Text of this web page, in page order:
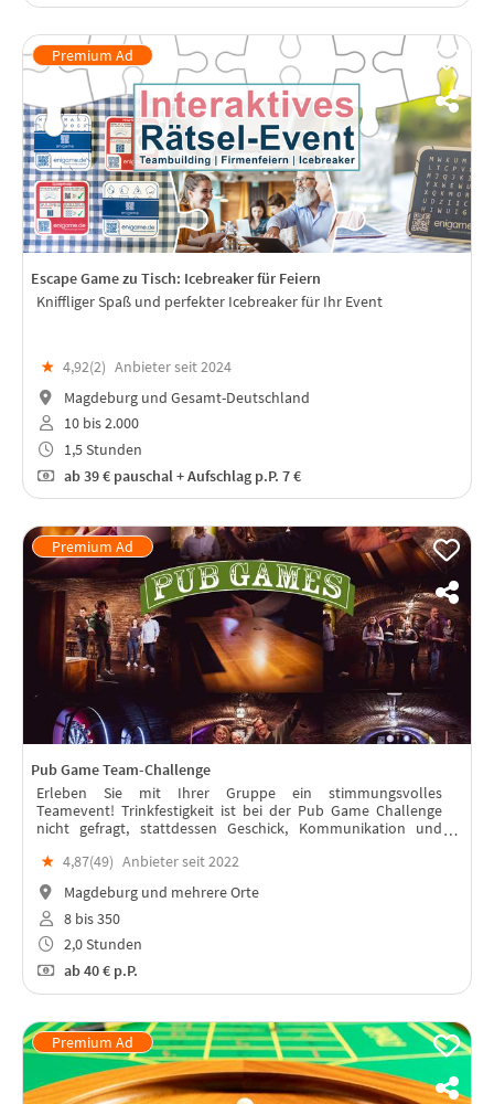
Escape Game zu Tisch: Icebreaker für Feiern
Kniffliger Spaß und perfekter Icebreaker für Ihr Event
★ 4,92(2) Anbieter seit 2024
Magdeburg und Gesamt-Deutschland
10 bis 2.000
1,5 Stunden
ab39 € pauschal + Aufschlag p.P. 7 €
Pub Game Team-Challenge
Erleben Sie mit Ihrer Gruppe ein stimmungsvolles
Teamevent! Trinkfestigkeit ist bei der Pub Game Challenge
nicht gefragt, stattdessen Geschick, Kommunikation und
zur Auswahl!
★ 4,87(49) Anbieter seit 2022
Magdeburg und mehrere Orte
8 bis 350
2,0 Stunden
ab40 € p.P.